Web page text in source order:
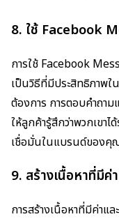
8. ใช้ Facebook
การใช้ Facebook
เป็นวิธีที่มีประสิทธิภาพ
ต้องการ การตอบคำถา
ให้ลูกค้ารู้สึกว่าพวกเขาไ
เชื่อมั่นในแบรนด์ของคุ
9. สร้างเนื้อหาที่มีค่
การสร้างเนื้อหาที่มีค่าแ